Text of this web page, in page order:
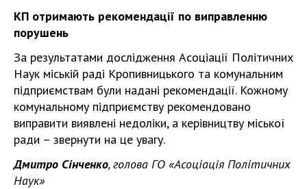
КП отримають рекомендації по виправленню
порушень
За результатами дослідження Асоціації Політичних
Наук міській раді Кропивницького та комунальним
підприємствам були надані рекомендації. Кожному
комунальному підприємству рекомендовано
виправити виявлені недоліки, а керівництву міської
ради – звернути на це увагу.
Дмитро Сінченко, голова ГО «Асоціація Політичних
Наук»